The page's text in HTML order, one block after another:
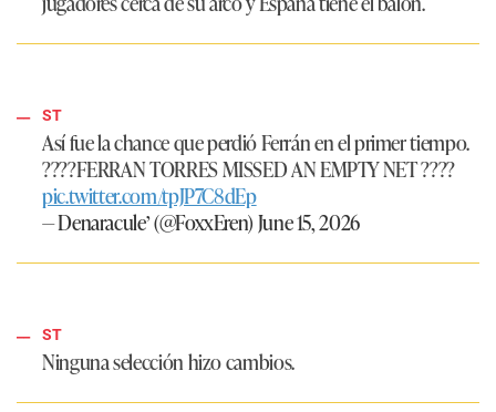
ST
Así fue la chance que perdió Ferrán en el primer tiempo.
????FERRAN TORRES MISSED AN EMPTY NET ????
pic.twitter.com/tpJP7C8dEp
— Denaracule’ (@FoxxEren)June 15, 2026
ST
Ninguna selección hizo cambios.